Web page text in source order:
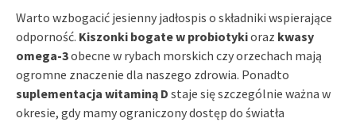
Warto wzbogacić jesienny jadłospis o składniki wspierające
odporność. Kiszonki bogate w probiotykioraz kwasy
omega-3obecne w rybach morskich czy orzechach mają
ogromne znaczenie dla naszego zdrowia. Ponadto
suplementacja witaminą D staje się szczególnie ważna w
okresie, gdy mamy ograniczony dostęp do światła